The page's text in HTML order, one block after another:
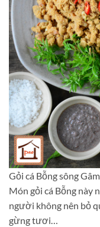
Gỏi cá Bỗng sông
Món gỏi cá Bỗng này
người không nên bỏ
gừng tươi…